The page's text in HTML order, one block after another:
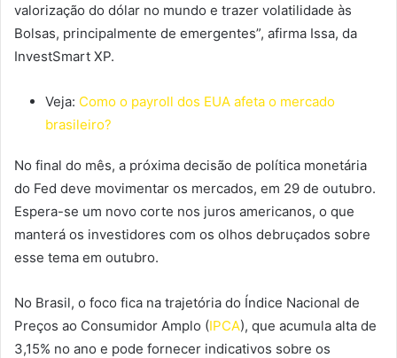
valorização do dólar no mundo e trazer volatilidade às
Bolsas, principalmente de emergentes”, afirma Issa, da
InvestSmart XP.
Veja: Como o payroll dos EUA afeta o mercado
brasileiro?
No final do mês, a próxima decisão de política monetária
do Fed deve movimentar os mercados, em 29 de outubro.
Espera-se um novo corte nos juros americanos, o que
manterá os investidores com os olhos debruçados sobre
esse tema em outubro.
No Brasil, o foco fica na trajetória do Índice Nacional de
Preços ao Consumidor Amplo (IPCA), que acumula alta de
3,15% no ano e pode fornecer indicativos sobre os